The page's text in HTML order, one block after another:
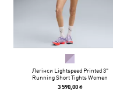
Легінси Lightspeed Printed 3"
Running Short Tights Women
3 590,00 ₴